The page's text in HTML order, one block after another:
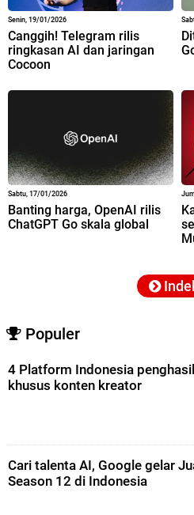
Senin, 19/01/2026
Canggih! Telegram rilis
ringkasan AI dan jaringan
Cocoon
Sabtu, 17/01/2026
Banting harga, OpenAI rilis
ChatGPT Go skala global
Populer
4 Platform Indonesia
khusus konten kreator
Cari talenta AI, Google gelar
Season 12 di Indonesia